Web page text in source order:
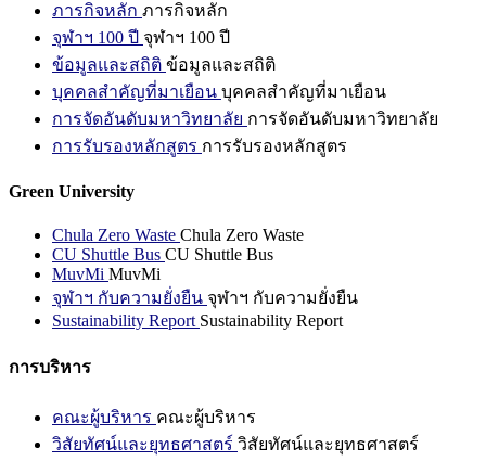
ภารกิจหลัก ภารกิจหลัก
จุฬาฯ 100 ปี จุฬาฯ 100 ปี
ข้อมูลและสถิติ ข้อมูลและสถิติ
บุคคลสำคัญที่มาเยือน บุคคลสำคัญที่มาเยือน
การจัดอันดับมหาวิทยาลัย การจัดอันดับมหาวิทยาลัย
การรับรองหลักสูตร การรับรองหลักสูตร
Green University
Chula Zero Waste Chula Zero Waste
CU Shuttle Bus CU Shuttle Bus
MuvMi MuvMi
จุฬาฯ กับความยั่งยืน จุฬาฯ กับความยั่งยืน
Sustainability Report Sustainability Report
การบริหาร
คณะผู้บริหาร คณะผู้บริหาร
วิสัยทัศน์และยุทธศาสตร์ วิสัยทัศน์และยุทธศาสตร์